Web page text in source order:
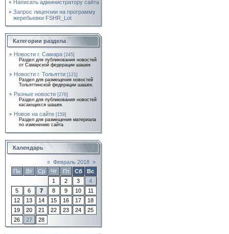
Написать администратору сайта
Запрос лицензии на программу
жеребьевки FSHR_Lot
Категории раздела
Новости г. Самара [245]
Раздел для публикования новостей
от Самарской федерации шашек
Новости г. Тольятти [121]
Раздел для размещения новостей
Тольяттинской федерации шашек.
Разные новости [276]
Раздел для публикования новостей
касающихся шашек.
Новое на сайте [159]
Раздел для размещения материала
по изменению сайта
Календарь
« Февраль 2018 »
Пн
Вт Ср Чт Пт Сб
Вс
1
2 3
4
5
6 7 8 9 10
11
12
13 14 15 16 17
18
19
20 21 22 23 24
25
26
27 28